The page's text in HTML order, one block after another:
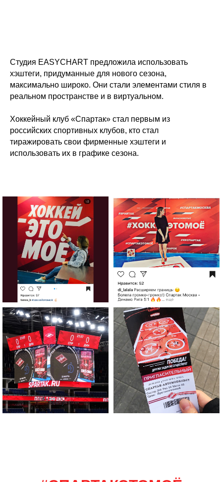
Студия EASYCHART предложила использовать
хэштеги, придуманные для нового сезона,
максимально широко. Они стали элементами стиля в
реальном пространстве и в виртуальном.
Хоккейный клуб «Спартак» стал первым из
российских спортивных клубов, кто стал
тиражировать свои фирменные хэштеги и
использовать их в графике сезона.